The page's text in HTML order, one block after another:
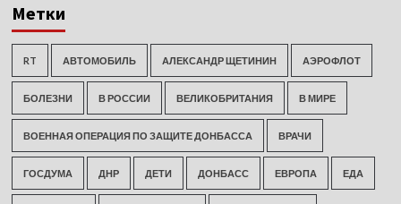
Метки
RT АВТОМОБИЛЬ АЛЕКСАНДР ЩЕТИНИН АЭРОФЛОТ
БОЛЕЗНИ В РОССИИ ВЕЛИКОБРИТАНИЯ В МИРЕ
ВОЕННАЯ ОПЕРАЦИЯ ПО ЗАЩИТЕ ДОНБАССА ВРАЧИ
ГОСДУМА ДНР ДЕТИ ДОНБАСС ЕВРОПА ЕДА